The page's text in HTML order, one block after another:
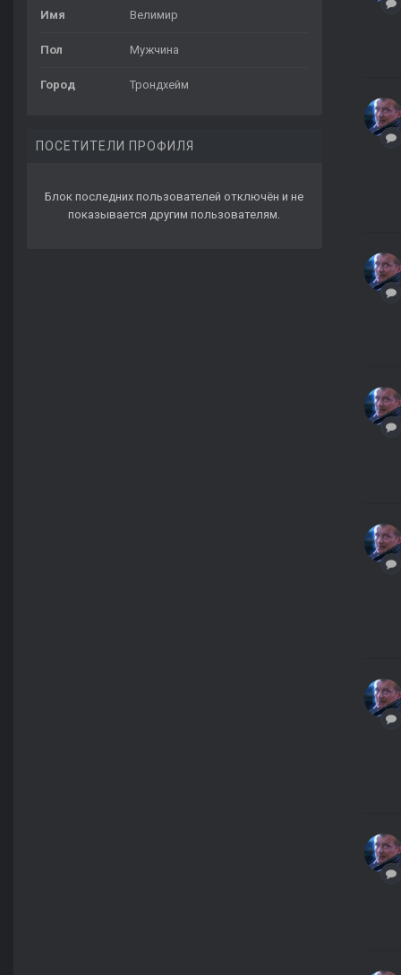
Имя Велимир
Пол Мужчина
Город Трондхейм
ПОСЕТИТЕЛИ ПРОФИЛЯ
Блок последних пользователей отключён и не
показывается другим пользователям.